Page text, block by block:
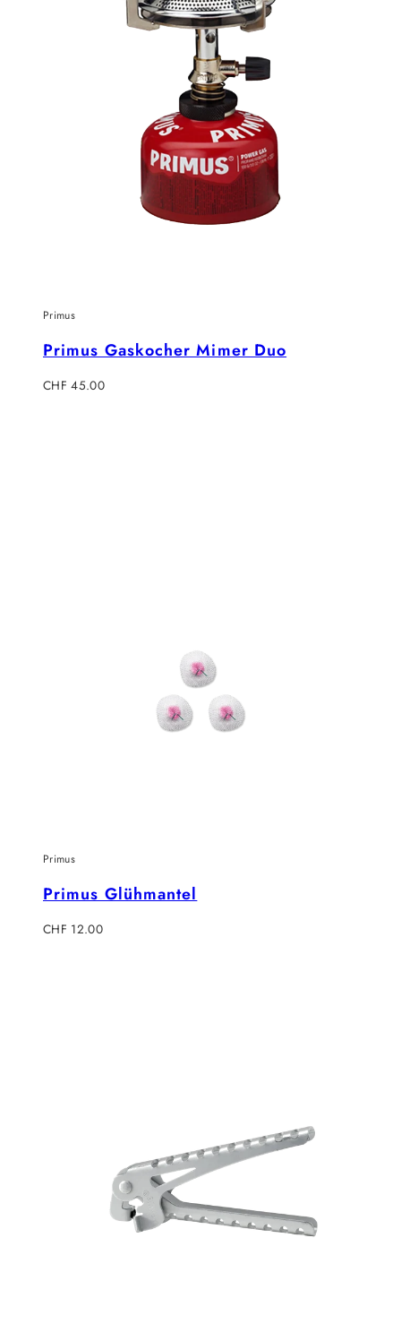
Primus
Primus Gaskocher Mimer Duo
Regulärer
CHF 45.00
Primus
Primus Glühmantel
Regulärer
CHF 12.00